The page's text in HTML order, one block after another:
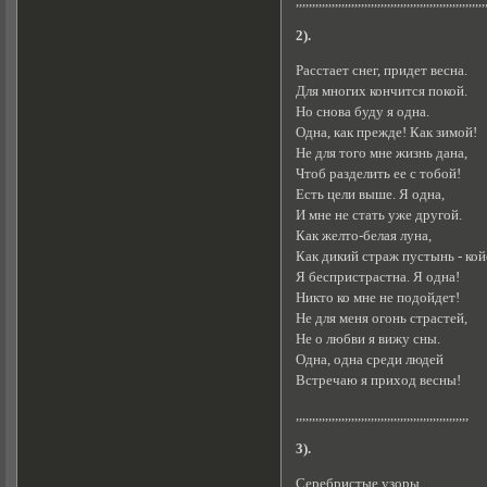
2).
Расстает снег, придет весна.
Для многих кончится покой.
Но снова буду я одна.
Одна, как прежде! Как зимой!
Не для того мне жизнь дана,
Чтоб разделить ее с тобой!
Есть цели выше. Я одна,
И мне не стать уже другой.
Как желто-белая луна,
Как дикий страж пустынь -
Я беспристрастна. Я одна!
Никто ко мне не подойдет!
Не для меня огонь страстей,
Не о любви я вижу сны.
Одна, одна среди людей
Встречаю я приход весны!
3).
Серебристые узоры